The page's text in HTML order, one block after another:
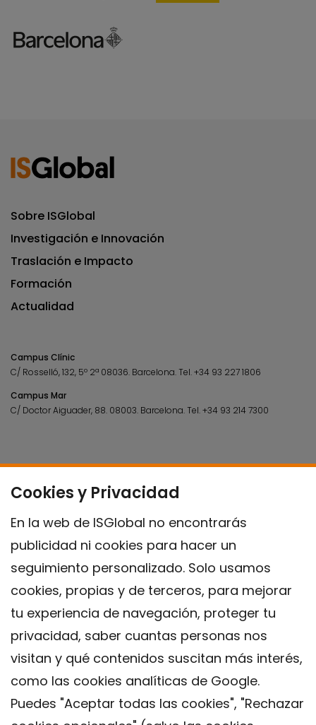
Cookies y Privacidad
En la web de ISGlobal no encontrarás
publicidad ni cookies para hacer un
seguimiento personalizado. Solo usamos
cookies, propias y de terceros, para mejorar
tu experiencia de navegación, proteger tu
privacidad, saber cuantas personas nos
visitan y qué contenidos suscitan más interés,
como las cookies analíticas de Google.
Puedes "Aceptar todas las cookies", "Rechazar
Sobre ISGlobal
Investigación e Innovación
Traslación e Impacto
Formación
Actualidad
Campus Clínic
C/ Rosselló, 132, 5º 2ª 08036. Barcelona.Tel.+34 93 227 1806
Campus Mar
C/ Doctor Aiguader, 88. 08003. Barcelona.Tel.+34 93 214 7300